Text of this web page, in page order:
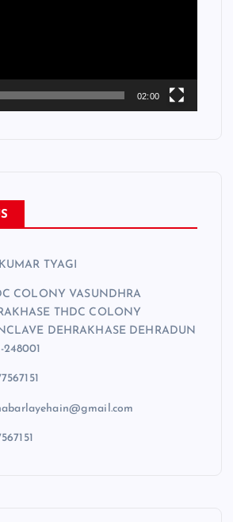
02:00
TYAGI
COLONY VASUNDHRA
THDC COLONY
DEHRAKHASE DEHRADUN